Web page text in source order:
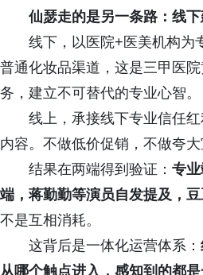
仙瑟走的是另一条路：线
线下，以医院+医美机构为
普通化妆品渠道，这是三甲医
务，建立不可替代的专业心智。
线上，承接线下专业信任
内容。不做低价促销，不做夸
结果在两端得到验证： 专
端，蒋勤勤等演员自发提及，
不是互相消耗。
这背后是一体化运营体系：
从哪个触点进入，感知到的都是